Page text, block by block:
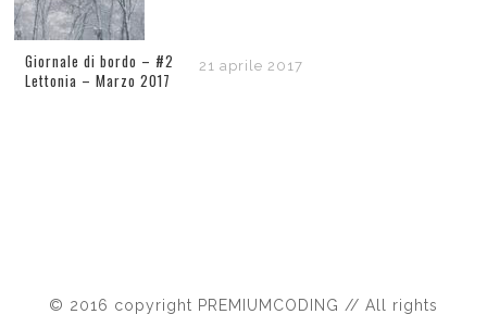
Giornale di bordo – #2
Lettonia – Marzo 2017
21 aprile 2017
© 2016 copyright PREMIUMCODING // All rights